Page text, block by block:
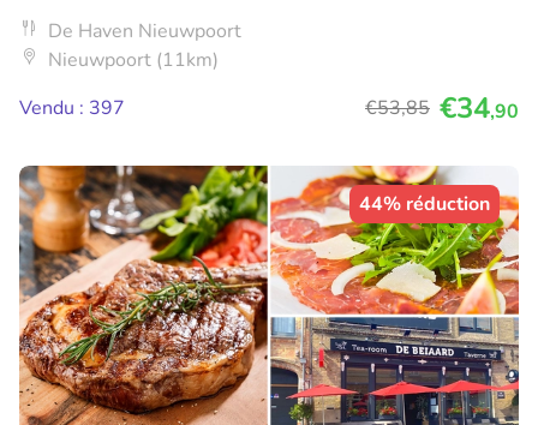
De Haven Nieuwpoort
Nieuwpoort (11km)
Vendu : 397
€53,85 €34,90
44% réduction